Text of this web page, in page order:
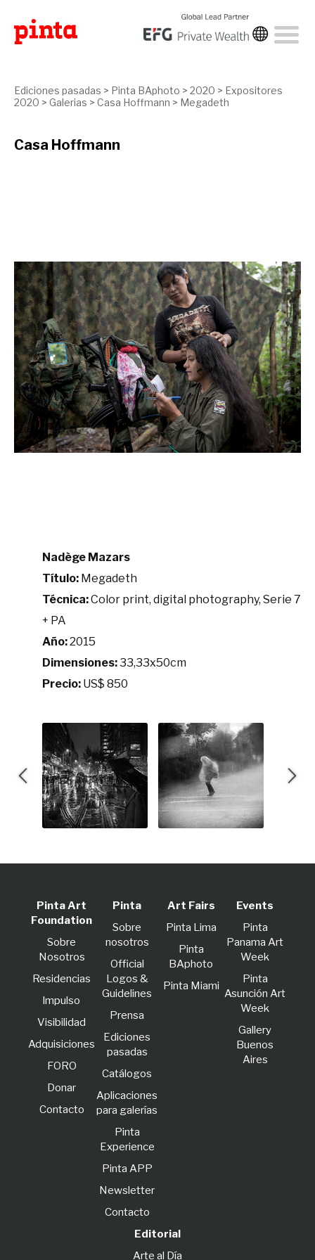
Ediciones pasadas > Pinta BAphoto > 2020 > Expositores
2020 > Galerias > Casa Hoffmann > Megadeth
Casa Hoffmann
Nadège Mazars
Título: Megadeth
Técnica:Color print, digital photography, Serie 7
+ PA
Año:2015
Dimensiones:33,33x50cm
Precio: US$ 850
Pinta Art
Foundation
Sobre
Nosotros
Residencias
lmpulso
Visibilidad
Adquisiciones
FORO
Donar
Contacto
Pinta
Sobre
nosotros
Official
Logos &
Guidelines
Prensa
Ediciones
pasadas
Catálogos
Aplicaciones
para galerías
Pinta
Experience
Pinta APP
Newsletter
Contacto
Art Fairs
Pinta Lima
Pinta
BAphoto
Pinta Miami
Events
Pinta
Panama Art
Week
Pinta
Asunción Art
Week
Gallery
Buenos
Aires
Editorial
Arte al Día